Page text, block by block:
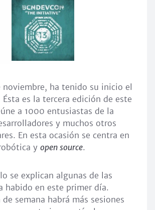
noviembre, ha tenido su inicio el
Ésta es la tercera edición de este
a 1000 entusiastas de la
y muchos otros
En esta ocasión se centra en
y open source.
se explican algunas de las
habido en este primer día.
semana habrá más sesiones